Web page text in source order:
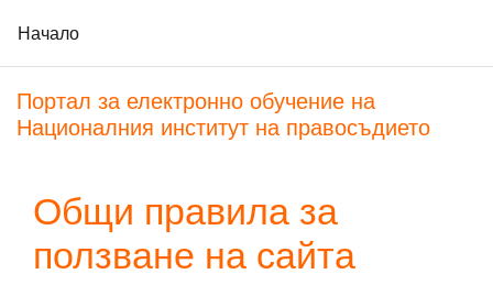
Начало
Портал за електронно обучение на
Националния институт на правосъдието
Общи правила за
ползване на сайта